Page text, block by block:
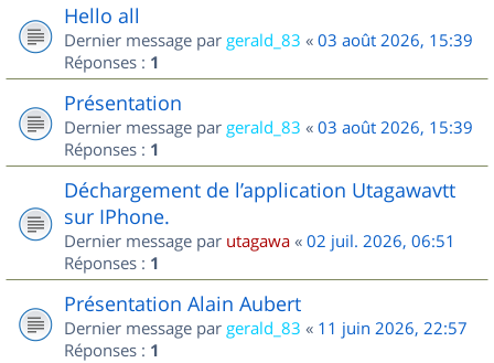
Hello all
Dernier message par gerald_83 « 03 août 2026, 15:39
Réponses : 1
Présentation
Dernier message par gerald_83 « 03 août 2026, 15:39
Réponses : 1
Déchargement de l’application Utagawavtt
sur IPhone.
Dernier message par utagawa « 02 juil. 2026, 06:51
Réponses : 1
Présentation Alain Aubert
Dernier message par gerald_83 « 11 juin 2026, 22:57
Réponses : 1